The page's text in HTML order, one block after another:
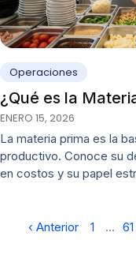
Operaciones
¿Qué es la
ENERO 15, 2026
La materia prima es la
productivo. Conoce su
en costos y su papel
‹ Anterior 1 … 61